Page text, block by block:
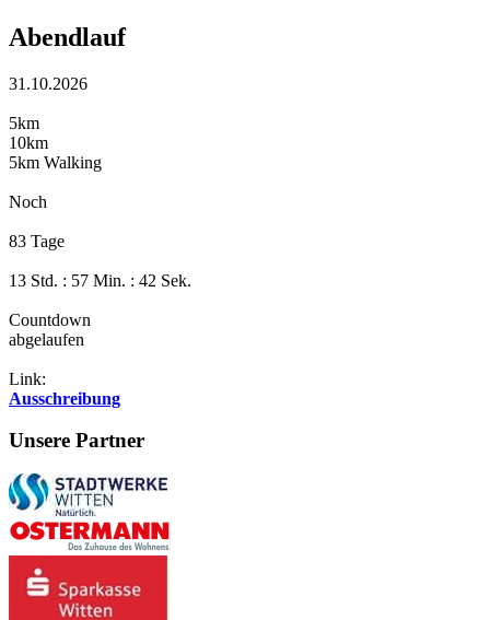
Abendlauf
31.10.2026
5km
10km
5km Walking
Noch
83 Tage
13 Std. : 57 Min. : 41 Sek.
Countdown
abgelaufen
Link:
Ausschreibung
Unsere Partner